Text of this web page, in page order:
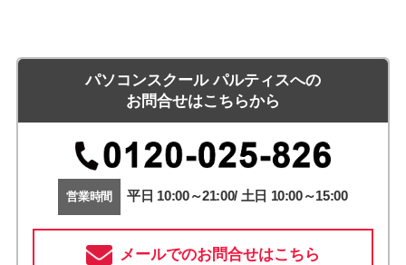
パソコンスクール パルティスへの
お問合せはこちらから
営業時間 平日 10:00～21:00/ 土日 10:00～15:00
メールでのお問合せはこちら